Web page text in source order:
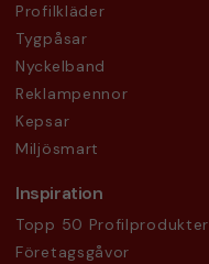
Profilkläder
Tygpåsar
Nyckelband
Reklampennor
Kepsar
Miljösmart
Inspiration
Topp 50 Profilprodukter
Företagsgåvor